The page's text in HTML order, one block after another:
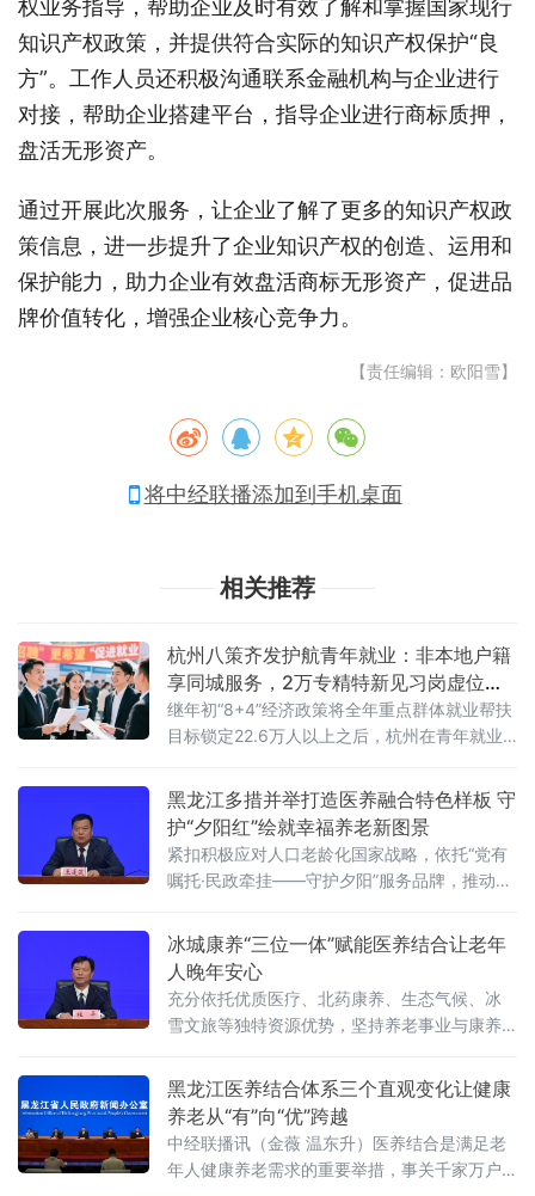
权业务指导，帮助企业及时有效了解和掌握国家现行
知识产权政策，并提供符合实际的知识产权保护“良
方”。工作人员还积极沟通联系金融机构与企业进行
对接，帮助企业搭建平台，指导企业进行商标质押，
盘活无形资产。
通过开展此次服务，让企业了解了更多的知识产权政
策信息，进一步提升了企业知识产权的创造、运用和
保护能力，助力企业有效盘活商标无形资产，促进品
牌价值转化，增强企业核心竞争力。
【责任编辑：欧阳雪】
将中经联播添加到手机桌面
相关推荐
杭州八策齐发护航青年就业：非本地户籍
享同城服务，2万专精特新见习岗虚位以
待
继年初“8+4”经济政策将全年重点群体就业帮扶
目标锁定22.6万人以上之后，杭州在青年就业
为：服务渠道早知道、一对一帮扶、提升技能
拓岗位、职业体验零距离、好岗位精准推送、
兜底帮扶、优秀前辈来分享、求
黑龙江多措并举打造医养融合特色样板 守
护“夕阳红”绘就幸福养老新图景
紧扣积极应对人口老龄化国家战略，依托“党有
嘱托·民政牵挂——守护夕阳”服务品牌，推动医
有龙江特色的医养融合养老服务体系。在制度
设计层面，黑龙江在全国率先以地方立法形式
规范居家和社区养老服务，推动基层医疗卫生
机构落实家庭医生签约服务
冰城康养“三位一体”赋能医养结合让老年
人晚年安心
充分依托优质医疗、北药康养、生态气候、冰
雪文旅等独特资源优势，坚持养老事业与康养
色、以寒地康养为特色，全域构建布局更优、
服务更全、业态更活的医养结合发展新格局。8
月4日，哈尔滨市卫健委主任杜平，在黑龙江省
人民政府新闻办公室举行的“全省构建医养结合
服务体系”主题新闻发布会上，介绍了哈尔滨市
黑龙江医养结合体系三个直观变化让健康
养老从“有”向“优”跨越
中经联播讯（金薇 温东升）医养结合是满足老
年人健康养老需求的重要举措，事关千家万户